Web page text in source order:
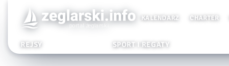
KALENDARZ CHARTER
REJSY SPORT I REGATY